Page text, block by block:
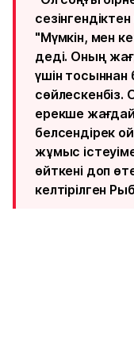
"Мүмкін, мен
деді. Оның
үшін тосыннан
ерекше
белсендірек
жұмыс
өйткені доп
келтірілген